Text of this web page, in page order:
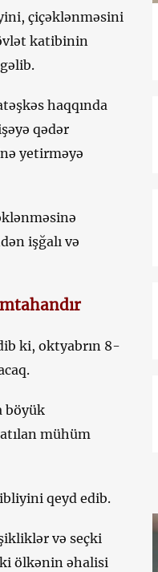
çiçəklənməsini
katibinin
haqqında
qədər
yetirməyə
işğalı və
ki, oktyabrın 8-
böyük
mühüm
qeyd edib.
və seçki
ölkənin əhalisi